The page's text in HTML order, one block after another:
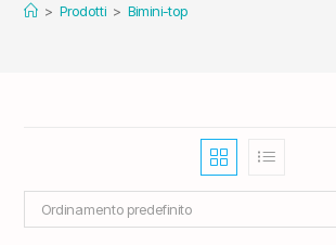
> Prodotti > Bimini-top
Ordinamento predefinito